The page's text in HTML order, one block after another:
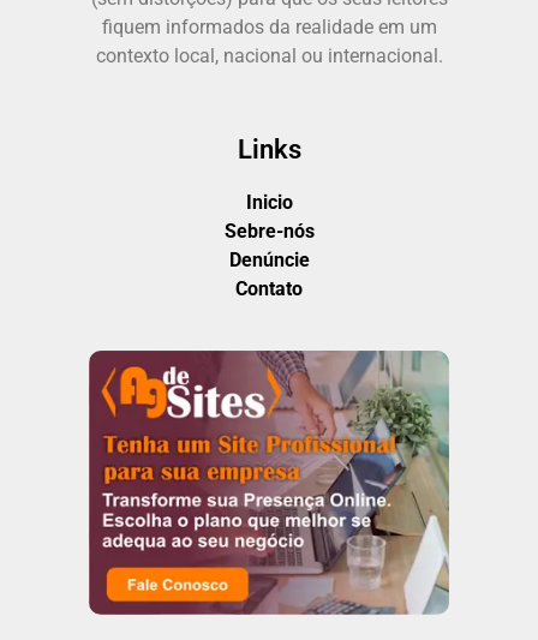
fiquem informados da realidade em um
contexto local, nacional ou internacional.
Links
Inicio
Sebre-nós
Denúncie
Contato